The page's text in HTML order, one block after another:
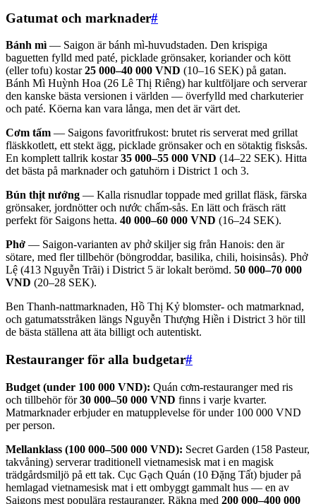
Gatumat och marknader#
Bánh mì — Saigon är bánh mì-huvudstaden. Den krispiga
baguetten fylld med paté, picklade grönsaker, koriander och kött
(eller tofu) kostar25 000–40 000 VND (10–16 SEK) på gatan.
Bánh Mì Huỳnh Hoa (26 Lê Thị Riêng) har kultföljare och serverar
den kanske bästa versionen i världen — överfylld med charkuterier
och paté. Köerna kan vara långa, men det är värt det.
Cơm tấm — Saigons favoritfrukost: brutet ris serverat med grillat
fläskkotlett, ett stekt ägg, picklade grönsaker och en sötaktig fisksås.
En komplett tallrik kostar35 000–55 000 VND (14–22 SEK). Hitta
det bästa på marknader och gatuhörn i District 1 och 3.
Bún thịt nướng — Kalla risnudlar toppade med grillat fläsk, färska
grönsaker, jordnötter och nước chấm-sås. En lätt och fräsch rätt
perfekt för Saigons hetta. 40 000–60 000 VND (16–24 SEK).
Phở — Saigon-varianten av phở skiljer sig från Hanois: den är
sötare, med fler tillbehör (böngroddar, basilika, chili, hoisinsås). Phở
Lệ (413 Nguyễn Trãi) i District 5 är lokalt berömd. 50 000–70 000
VND (20–28 SEK).
Ben Thanh-nattmarknaden, Hồ Thị Kỷ blomster- och matmarknad,
och gatumatsstråken längs Nguyễn Thượng Hiền i District 3 hör till
de bästa ställena att äta billigt och autentiskt.
Restauranger för alla budgetar#
Budget (under 100 000 VND): Quán cơm-restauranger med ris
och tillbehör för30 000–50 000 VND finns i varje kvarter.
Matmarknader erbjuder en matupplevelse för under 100 000 VND
per person.
Mellanklass (100 000–500 000 VND): Secret Garden (158 Pasteur,
takvåning) serverar traditionell vietnamesisk mat i en magisk
trädgårdsmiljö på ett tak. Cục Gạch Quán (10 Đặng Tất) bjuder på
hemlagad vietnamesisk mat i ett ombyggt gammalt hus — en av
Saigons mest populära restauranger. Räkna med 200 000–400 000